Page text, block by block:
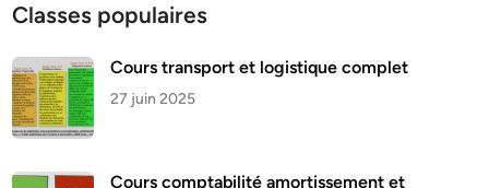
Classes populaires
Cours transport et logistique complet
27 juin 2025
Cours comptabilité amortissement et